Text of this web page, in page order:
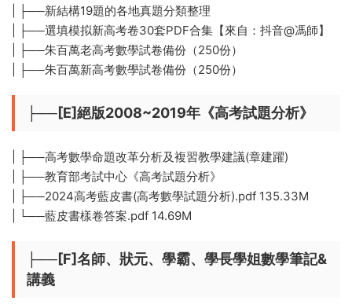
| ├──新結構19題的各地真題分類整理
| ├──選填模拟新高考卷30套PDF合集【來自：抖音@馮師】
| ├──朱百萬老高考數學試卷備份（250份）
| ├──朱百萬新高考數學試卷備份（250份）
├──[E]絕版2008~2019年《高考試題分析》
| ├──高考數學命題改革分析及複習教學建議(章建躍)
| ├──教育部考試中心《高考試題分析》
| ├──2024高考藍皮書(高考數學試題分析).pdf 135.33M
| └──藍皮書樣卷答案.pdf 14.69M
├──[F]名師、狀元、學霸、學長學姐數學筆記&
講義